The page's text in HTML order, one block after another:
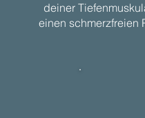
deiner
einen schmerzfreien